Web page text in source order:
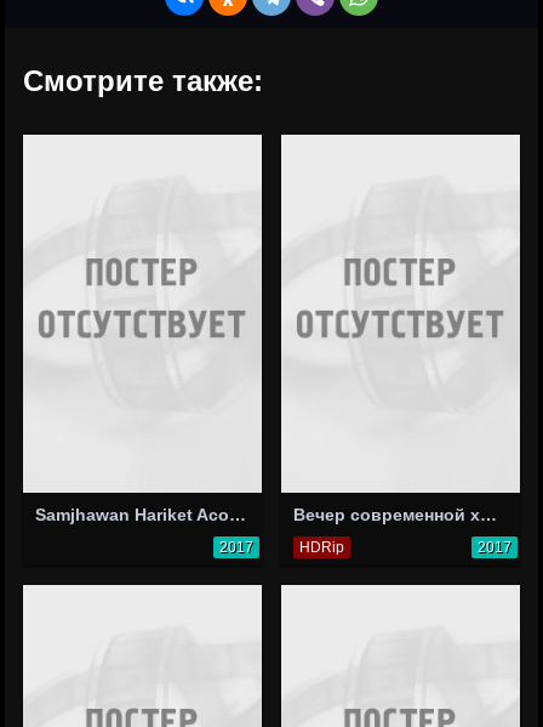
Смотрите также:
Samjhawan Hariket Acoustics
2017
Вечер современной хореографии
HDRip 2017